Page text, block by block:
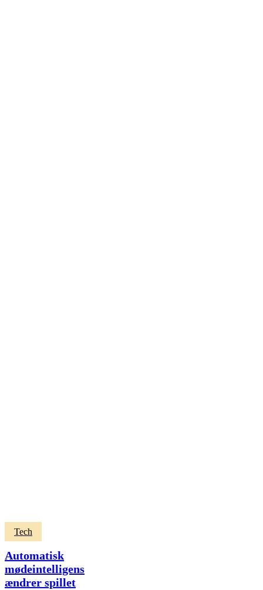
Automatisk
mødeintelligens
ændrer
spillet
Tech
Automatisk
mødeintelligens
ændrer spillet